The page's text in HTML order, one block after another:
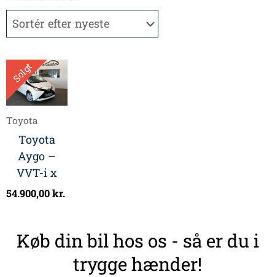
Solgt
Toyota
Toyota
Aygo –
VVT-i x
54.900,00kr.
Køb din bil hos os - så er du i
trygge hænder!